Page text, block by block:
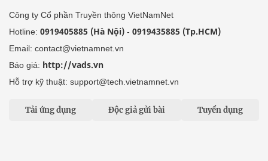
Công ty Cổ phần Truyền thông VietNamNet
Hotline: 0919405885 (Hà Nội) - 0919435885 (Tp.HCM)
Email: contact@vietnamnet.vn
Báo giá: http://vads.vn
Hỗ trợ kỹ thuật: support@tech.vietnamnet.vn
Tải ứng dụng Độc giả gửi bài Tuyển dụng